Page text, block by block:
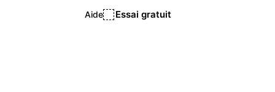
Aide Essai gratuit